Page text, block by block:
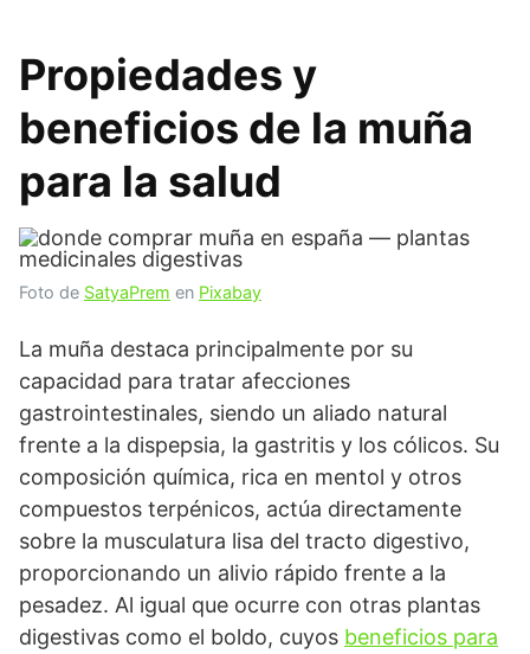
Propiedades y
beneficios de la muña
para la salud
Foto de SatyaPrem en Pixabay
La muña destaca principalmente por su
capacidad para tratar afecciones
gastrointestinales, siendo un aliado natural
frente a la dispepsia, la gastritis y los cólicos. Su
composición química, rica en mentol y otros
compuestos terpénicos, actúa directamente
sobre la musculatura lisa del tracto digestivo,
proporcionando un alivio rápido frente a la
pesadez. Al igual que ocurre con otras plantas
digestivas como el boldo, cuyos beneficios para